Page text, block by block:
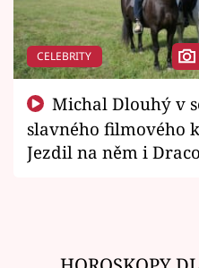
CELEBRITY
slavného filmového
Jezdil na něm i